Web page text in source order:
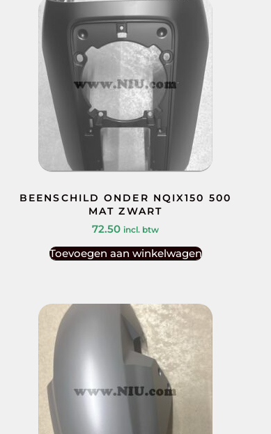
BEENSCHILD ONDER NQIX150 500
MAT ZWART
72.50 incl. btw
Toevoegen aan winkelwagen